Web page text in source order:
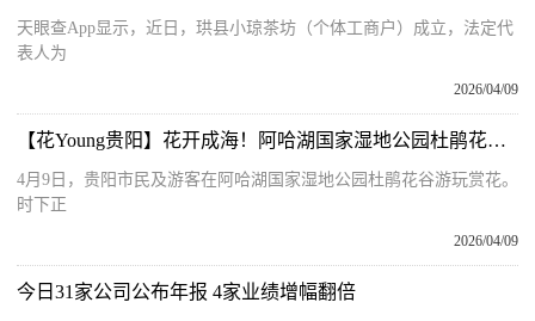
天眼查App显示，近日，珙县小琼茶坊（个体工商户）成立，法定代
表人为
2026/04/09
【花Young贵阳】花开成海！阿哈湖国家湿地公园杜鹃花谷迎来最佳观赏期 当前关注
4月9日，贵阳市民及游客在阿哈湖国家湿地公园杜鹃花谷游玩赏花。
时下正
2026/04/09
今日31家公司公布年报 4家业绩增幅翻倍